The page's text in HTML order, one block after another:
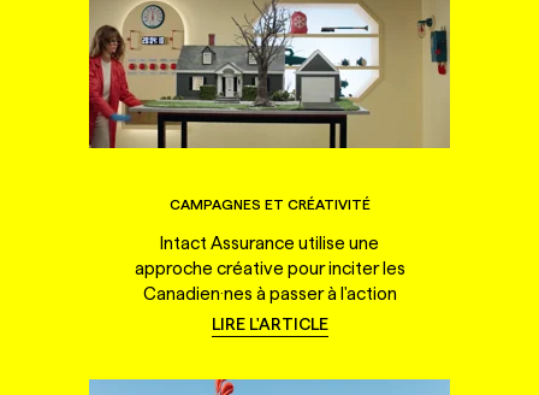
CAMPAGNES ET CRÉATIVITÉ
Intact Assurance utilise une
approche créative pour inciter les
Canadien·nes à passer à l'action
LIRE L'ARTICLE